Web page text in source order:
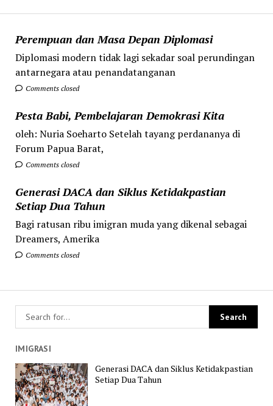
Perempuan dan Masa Depan Diplomasi
Diplomasi modern tidak lagi sekadar soal perundingan
antarnegara atau penandatanganan
Comments closed
Pesta Babi, Pembelajaran Demokrasi Kita
oleh: Nuria Soeharto Setelah tayang perdananya di
Forum Papua Barat,
Comments closed
Generasi DACA dan Siklus Ketidakpastian
Setiap Dua Tahun
Bagi ratusan ribu imigran muda yang dikenal sebagai
Dreamers, Amerika
Comments closed
IMIGRASI
Generasi DACA dan Siklus Ketidakpastian
Setiap Dua Tahun